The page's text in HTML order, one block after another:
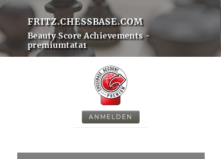
FRITZ.CHESSBASE.COM
Beauty Score Achievements -
premiumtata1
ANMELDEN